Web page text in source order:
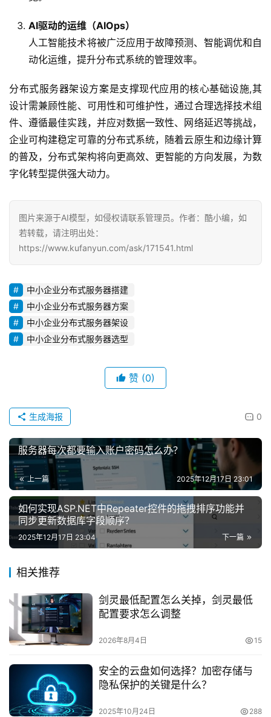
AI驱动的运维（AIOps）
人工智能技术将被广泛应用于故障预测、智能调优和自
动化运维，提升分布式系统的管理效率。
分布式服务器架设方案是支撑现代应用的核心基础设施,其
设计需兼顾性能、可用性和可维护性，通过合理选择技术组
件、遵循最佳实践，并应对数据一致性、网络延迟等挑战，
企业可构建稳定可靠的分布式系统，随着云原生和边缘计算
的普及，分布式架构将向更高效、更智能的方向发展，为数
字化转型提供强大动力。
图片来源于AI模型，如侵权请联系管理员。作者：酷小编，如
若转载，请注明出处：
https://www.kufanyun.com/ask/171541.html
中小企业分布式服务器搭建
中小企业分布式服务器方案
中小企业分布式服务器架设
中小企业分布式服务器选型
赞 (0)
0
生成海报
服务器每次都要输入账户密码怎么办？
上一篇 2025年12月17日 23:01
如何实现ASP.NET中Repeater控件的拖拽排序功能并
同步更新数据库字段顺序？
下一篇
2025年12月17日 23:04
相关推荐
剑灵最低配置怎么关掉，剑灵最低
配置要求怎么调整
2026年8月4日 15
安全的云盘如何选择？加密存储与
隐私保护的关键是什么？
2025年10月24日 288